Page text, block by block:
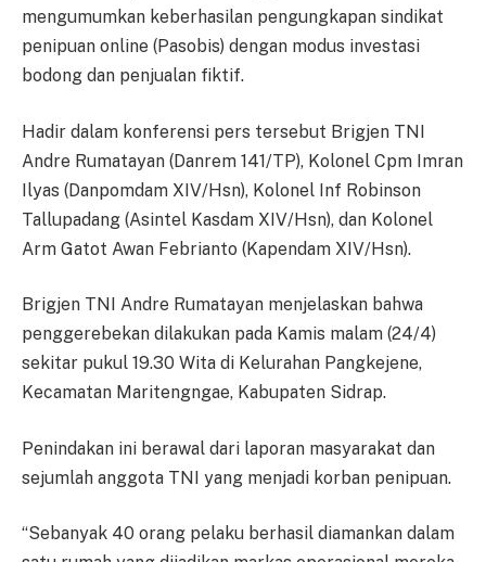
mengumumkan keberhasilan pengungkapan sindikat
penipuan online (Pasobis) dengan modus investasi
bodong dan penjualan fiktif.
Hadir dalam konferensi pers tersebut Brigjen TNI
Andre Rumatayan (Danrem 141/TP), Kolonel Cpm Imran
Ilyas (Danpomdam XIV/Hsn), Kolonel Inf Robinson
Tallupadang (Asintel Kasdam XIV/Hsn), dan Kolonel
Arm Gatot Awan Febrianto (Kapendam XIV/Hsn).
Brigjen TNI Andre Rumatayan menjelaskan bahwa
penggerebekan dilakukan pada Kamis malam (24/4)
sekitar pukul 19.30 Wita di Kelurahan Pangkejene,
Kecamatan Maritengngae, Kabupaten Sidrap.
Penindakan ini berawal dari laporan masyarakat dan
sejumlah anggota TNI yang menjadi korban penipuan.
“Sebanyak 40 orang pelaku berhasil diamankan dalam